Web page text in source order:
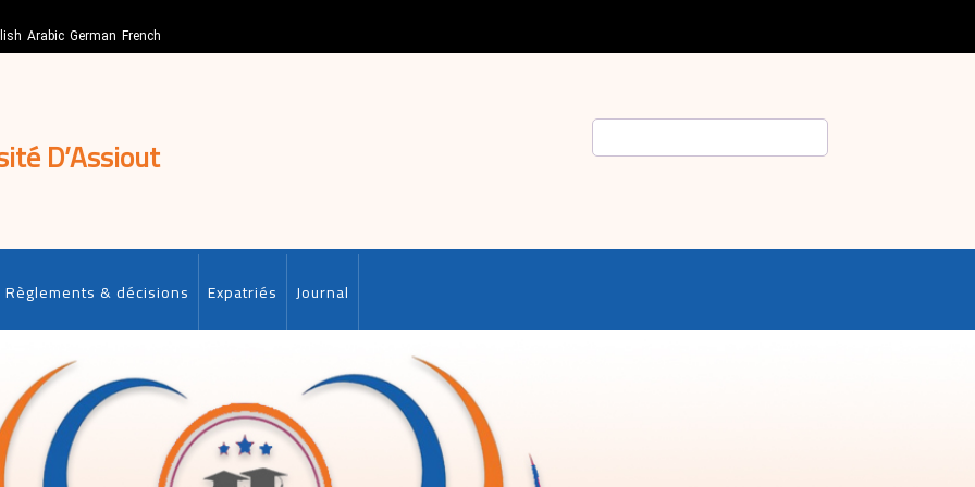
Arabic German French
D’Assiout
Règlements & décisions Expatriés Journal